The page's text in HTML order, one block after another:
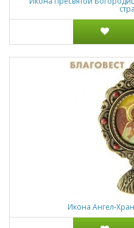
Икона Ангел-